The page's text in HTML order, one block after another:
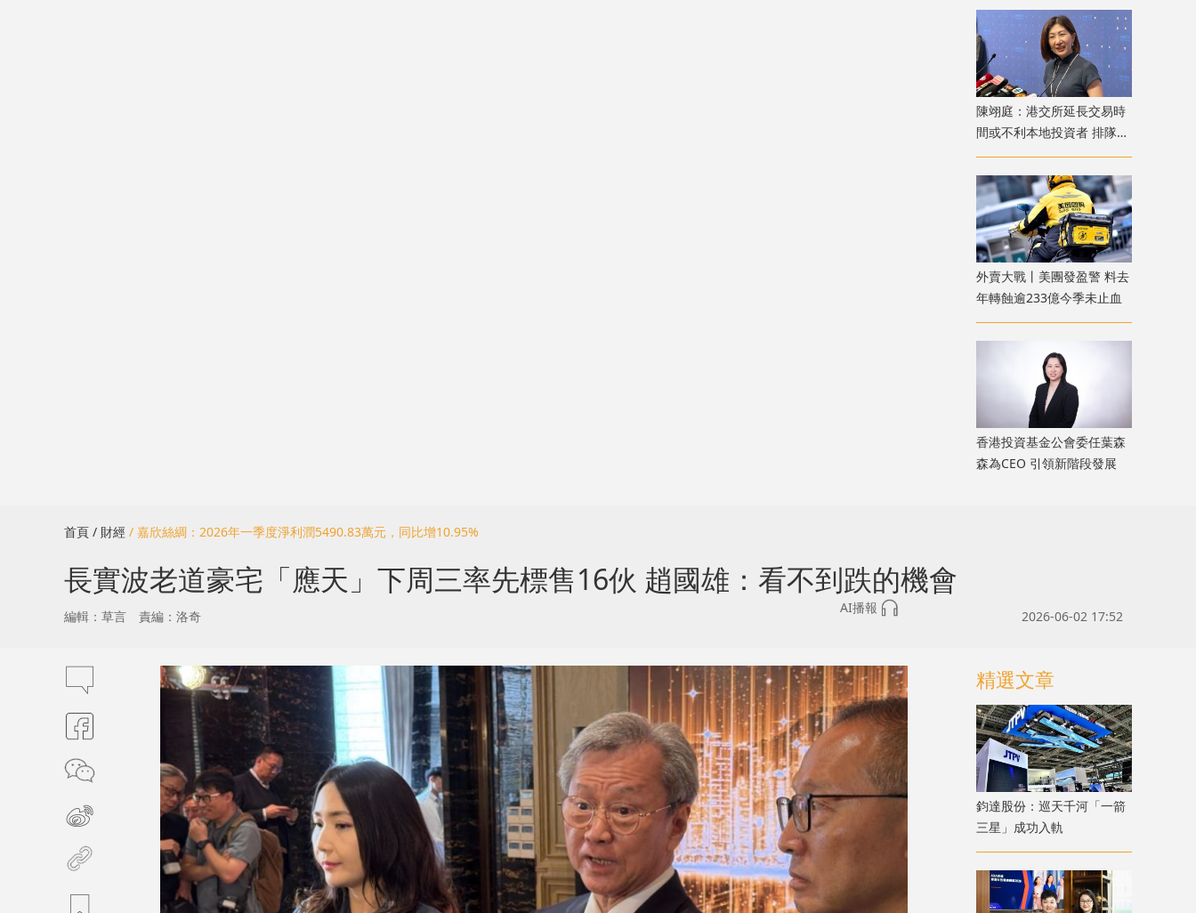
陳翊庭：港交所延長交易時
間或不利本地投資者 排隊上
市公司數量創新高
外賣大戰丨美團發盈警 料去
年轉蝕逾233億今季未止血
香港投資基金公會委任葉森
森為CEO 引領新階段發展
首頁 / 財經 / 嘉欣絲綢：2026年一季度淨利潤5490.83萬元，同比增10.95%
長實波老道豪宅「應天」下周三率先標售16伙 趙國雄：看不到跌的機會
AI播報
編輯：草言 責編：洛奇 2026-06-02 17:52
精選文章
鈞達股份：巡天千河「一箭
三星」成功入軌